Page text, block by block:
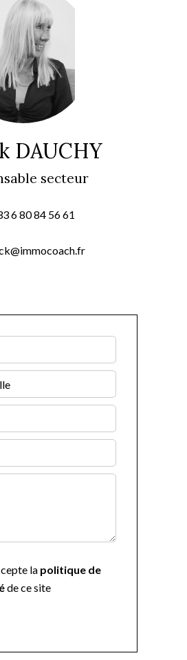
DAUCHY
secteur
6 80 84 56 61
la politique de
de ce site